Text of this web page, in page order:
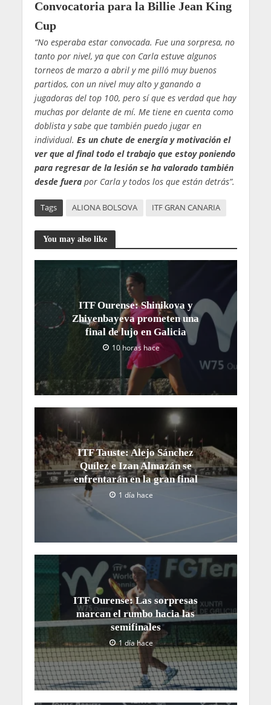
Convocatoria para la Billie Jean King
Cup
“No esperaba estar convocada. Fue una sorpresa, no
tanto por nivel, ya que con Carla estuve algunos
torneos de marzo a abril y me pilló muy buenos
partidos, con un nivel muy alto y ganando a
jugadoras del top 100, pero sí que es verdad que hay
muchas por delante de mí. Me tiene en cuenta como
doblista y sabe que también puedo jugar en
individual. Es un chute de energía y motivación el
ver que al final todo el trabajo que estoy poniendo
para regresar de la lesión se ha valorado también
desde fuerapor Carla y todos los que están detrás”.
Tags ALIONA BOLSOVA ITF GRAN CANARIA
You may also like
ITF Ourense: Shinikova y
Zhiyenbayeva prometen una
final de lujo en Galicia
10 horas hace
ITF Tauste: Alejo Sánchez
Quílez e Izan Almazán se
enfrentarán en la gran final
1 día hace
ITF Ourense: Las sorpresas
marcan el rumbo hacia las
semifinales
1 día hace